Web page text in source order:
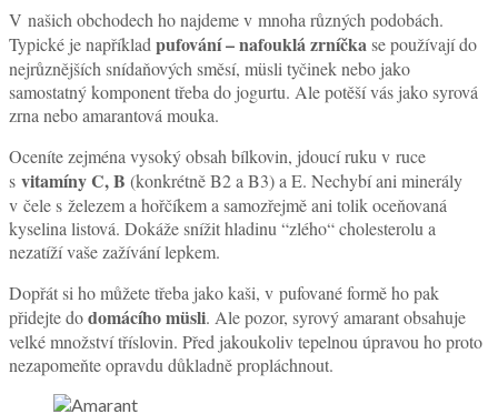
V našich obchodech ho najdeme v mnoha různých podobách.
Typické je například pufování –nafouklá zrníčkase používají do
nejrůznějších snídaňových směsí, müsli tyčinek nebo jako
samostatný komponent třeba do jogurtu. Ale potěší vás jako syrová
zrna nebo amarantová mouka.
Oceníte zejména vysoký obsah bílkovin, jdoucí ruku v ruce
s vitamíny C, B (konkrétně B2 a B3) a E. Nechybí ani minerály
v čele s železem a hořčíkem a samozřejmě ani tolik oceňovaná
kyselina listová. Dokáže snížit hladinu “zlého“ cholesterolu a
nezatíží vaše zažívání lepkem.
Dopřát si ho můžete třeba jako kaši, v pufované formě ho pak
přidejte dodomácího müsli. Ale pozor, syrový amarant obsahuje
velké množství tříslovin. Před jakoukoliv tepelnou úpravou ho proto
nezapomeňte opravdu důkladně propláchnout.